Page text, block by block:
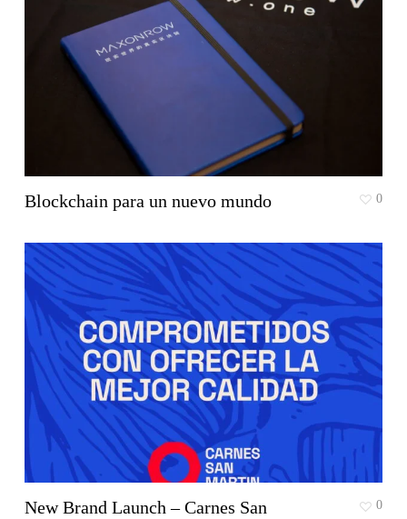
Blockchain para un nuevo mundo 0
New Brand Launch – Carnes San
0